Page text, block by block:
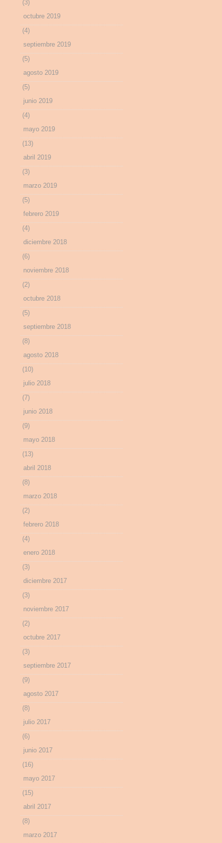
(3)
octubre 2019
(4)
septiembre 2019
(5)
agosto 2019
(5)
junio 2019
(4)
mayo 2019
(13)
abril 2019
(3)
marzo 2019
(5)
febrero 2019
(4)
diciembre 2018
(6)
noviembre 2018
(2)
octubre 2018
(5)
septiembre 2018
(8)
agosto 2018
(10)
julio 2018
(7)
junio 2018
(9)
mayo 2018
(13)
abril 2018
(8)
marzo 2018
(2)
febrero 2018
(4)
enero 2018
(3)
diciembre 2017
(3)
noviembre 2017
(2)
octubre 2017
(3)
septiembre 2017
(9)
agosto 2017
(8)
julio 2017
(6)
junio 2017
(16)
mayo 2017
(15)
abril 2017
(8)
marzo 2017